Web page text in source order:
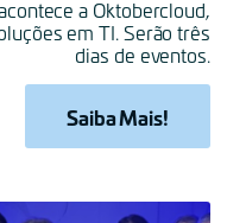
a Oktobercloud,
em TI. Serão três
dias de eventos.
Saiba Mais!